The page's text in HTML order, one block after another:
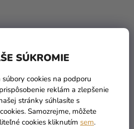
SÚKROMIE
súbory cookies na podporu
reklám a zlepšenie
stránky súhlasíte s
Samozrejme, môžete
cookies kliknutím sem.
x 17 cm `č.3+` [250 ks]
9,90 €